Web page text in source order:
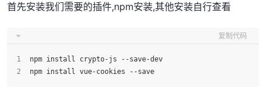
首先安装我们需要的插件,npm安装,其他安装自行查看
复制代码
npm install crypto-js --save-dev
npm install vue-cookies --save